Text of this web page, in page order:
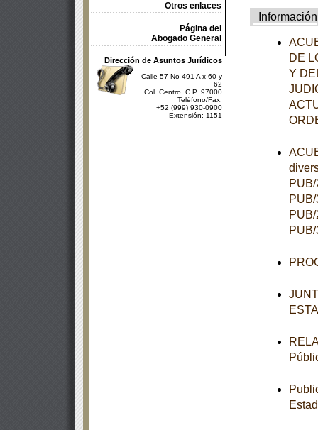
Otros enlaces
Página del
Abogado General
Dirección de Asuntos Jurídicos
Calle 57 No 491 A x 60 y
62
Col. Centro, C.P. 97000
Teléfono/Fax:
+52 (999) 930-0900
Extensión: 1151
Información
DE
Y